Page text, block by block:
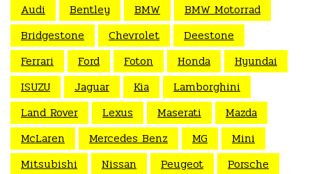
Audi
Bentley BMW
BMW Motorrad
Bridgestone
Chevrolet
Deestone
Ferrari
Ford Foton Honda
Hyundai
ISUZU
Jaguar Kia
Lamborghini
Land Rover
Lexus Maserati
Mazda
McLaren
Mercedes Benz MG
Mini
Mitsubishi
Nissan Peugeot
Porsche